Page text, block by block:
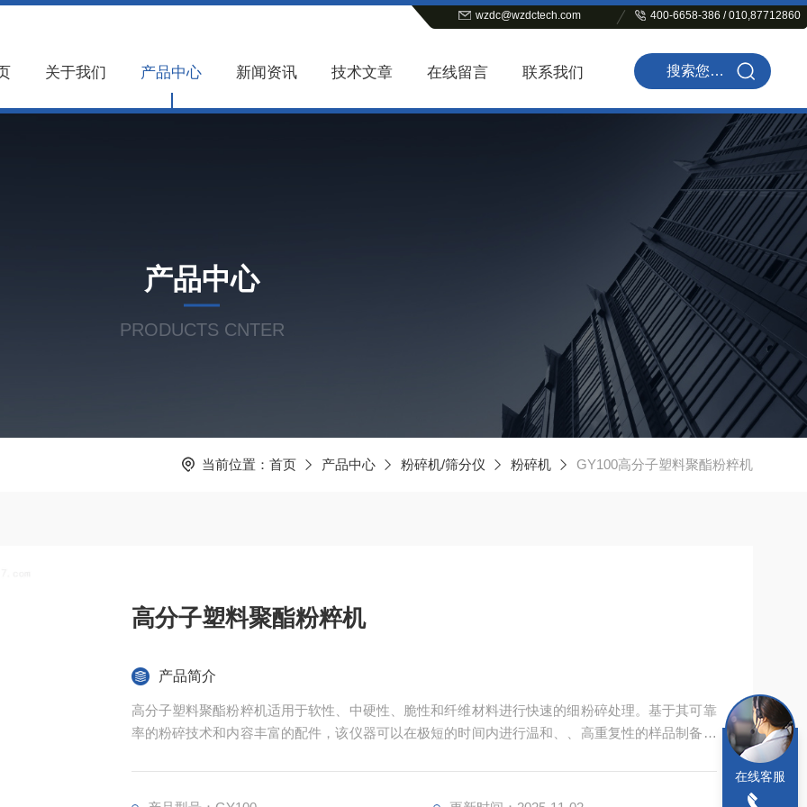
wzdc@wzdctech.com 400-6658-386 / 010,87712860
关于我们 产品中心 新闻资讯 技术文章 在线留言 联系我们
产品中心
PRODUCTS CNTER
当前位置： 首页 产品中心 粉碎机/筛分仪 粉碎机 GY100高分子塑料聚酯粉粹机
高分子塑料聚酯粉粹机
产品简介
高分子塑料聚酯粉粹机适用于软性、中硬性、脆性和纤维材料进行快速的细粉碎处理。基于其可靠
率的粉碎技术和内容丰富的配件，该仪器可以在极短的时间内进行温和、、高重复性的样品制备，
在线客服